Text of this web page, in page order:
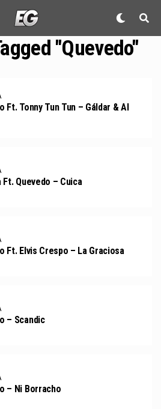
"Quevedo"
Ft. Tonny Tun Tun – Gáldar & Al
Quevedo – Cuica
Ft. Elvis Crespo – La Graciosa
– Scandic
– Ni Borracho